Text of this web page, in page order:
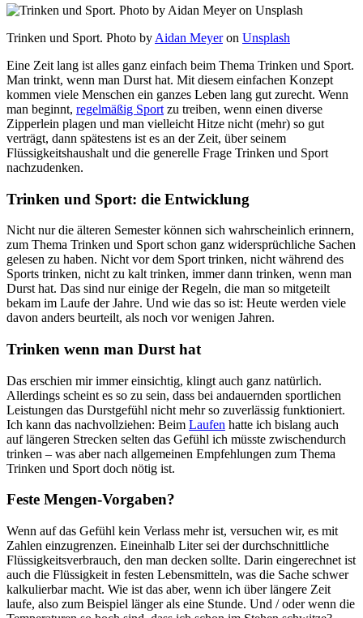
Trinken und Sport. Photo by Aidan Meyeron Unsplash
Eine Zeit lang ist alles ganz einfach beim Thema Trinken und Sport.
Man trinkt, wenn man Durst hat. Mit diesem einfachen Konzept
kommen viele Menschen ein ganzes Leben lang gut zurecht. Wenn
man beginnt, regelmäßig Sport zu treiben, wenn einen diverse
Zipperlein plagen und man vielleicht Hitze nicht (mehr) so gut
verträgt, dann spätestens ist es an der Zeit, über seinem
Flüssigkeitshaushalt und die generelle Frage Trinken und Sport
nachzudenken.
Trinken und Sport: die Entwicklung
Nicht nur die älteren Semester können sich wahrscheinlich erinnern,
zum Thema Trinken und Sport schon ganz widersprüchliche Sachen
gelesen zu haben. Nicht vor dem Sport trinken, nicht während des
Sports trinken, nicht zu kalt trinken, immer dann trinken, wenn man
Durst hat. Das sind nur einige der Regeln, die man so mitgeteilt
bekam im Laufe der Jahre. Und wie das so ist: Heute werden viele
davon anders beurteilt, als noch vor wenigen Jahren.
Trinken wenn man Durst hat
Das erschien mir immer einsichtig, klingt auch ganz natürlich.
Allerdings scheint es so zu sein, dass bei andauernden sportlichen
Leistungen das Durstgefühl nicht mehr so zuverlässig funktioniert.
Ich kann das nachvollziehen: Beim Laufen hatte ich bislang auch
auf längeren Strecken selten das Gefühl ich müsste zwischendurch
trinken – was aber nach allgemeinen Empfehlungen zum Thema
Trinken und Sport doch nötig ist.
Feste Mengen-Vorgaben?
Wenn auf das Gefühl kein Verlass mehr ist, versuchen wir, es mit
Zahlen einzugrenzen. Eineinhalb Liter sei der durchschnittliche
Flüssigkeitsverbrauch, den man decken sollte. Darin eingerechnet ist
auch die Flüssigkeit in festen Lebensmitteln, was die Sache schwer
kalkulierbar macht. Wie ist das aber, wenn ich über längere Zeit
laufe, also zum Beispiel länger als eine Stunde. Und / oder wenn die